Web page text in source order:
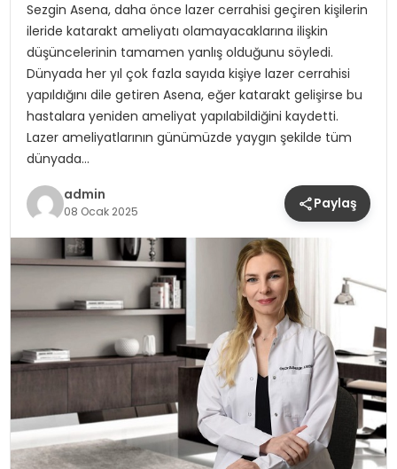
TOROSLAR’DA PAZAR GERGİNLİĞİ!
Sezgin Asena, daha önce lazer cerrahisi geçiren kişilerin
ileride katarakt ameliyatı olamayacaklarına ilişkin
düşüncelerinin tamamen yanlış olduğunu söyledi.
Dünyada her yıl çok fazla sayıda kişiye lazer cerrahisi
yapıldığını dile getiren Asena, eğer katarakt gelişirse bu
hastalara yeniden ameliyat yapılabildiğini kaydetti.
Lazer ameliyatlarının günümüzde yaygın şekilde tüm
dünyada…
admin
08 Ocak 2025 Paylaş